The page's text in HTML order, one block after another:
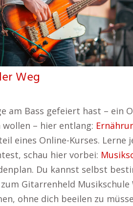
Weg
am Bass gefeiert hast – ein
– hier entlang:
eines Online-Kurses. Lerne
schau hier vorbei:
Du kannst selbst
Gitarrenheld
ohne dich beeilen zu